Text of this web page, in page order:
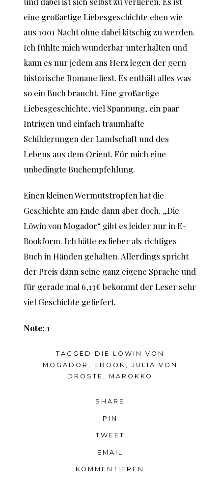
eine großartige Liebesgeschichte eben wie
aus 1001 Nacht ohne dabei kitschig zu werden.
Ich fühlte mich wunderbar unterhalten und
kann es nur jedem ans Herz legen der gern
historische Romane liest. Es enthält alles was
so ein Buch braucht. Eine großartige
Liebesgeschichte, viel Spannung, ein paar
Intrigen und einfach traumhafte
Schilderungen der Landschaft und des
Lebens aus dem Orient. Für mich eine
unbedingte Buchempfehlung.
Einen kleinen Wermutstropfen hat die
Geschichte am Ende dann aber doch. „Die
Löwin von Mogador“ gibt es leider nur in E-
Bookform. Ich hätte es lieber als richtiges
Buch in Händen gehalten. Allerdings spricht
der Preis dann seine ganz eigene Sprache und
für gerade mal 6,13€ bekommt der Leser sehr
viel Geschichte geliefert.
Note: 1
TAGGED DIE LÖWIN VON
MOGADOR , EBOOK , JULIA VON
DROSTE , MAROKKO
SHARE
PIN
TWEET
EMAIL
KOMMENTIEREN